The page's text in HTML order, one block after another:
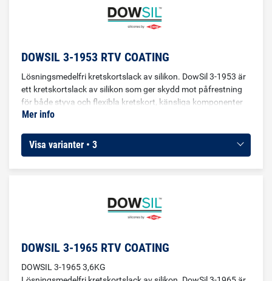
DOWSIL 3-1953 RTV COATING
Lösningsmedelfri kretskortslack av silikon. DowSil 3-1953 är
ett kretskortslack av silikon som ger skydd mot påfrestning
för både styva och flexibla kretskort, känsliga komponenter
och olika designer. Produkten har medium viskositet utan att
elastomerisk mjuk coating. Specifikationer Färg: Transparent
Viskositet: 350 cP
Mer info
Visa varianter • 3
DOWSIL 3-1965 RTV COATING
DOWSIL 3-1965 3,6KG